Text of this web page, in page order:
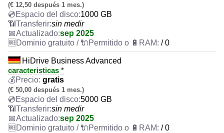
(€ 12,50 después 1 mes.)
1000 GB
sin medir
sep 2025
/ 0
HiDrive Business Advanced
caracteristicas *
gratis
(€ 50,00 después 1 mes.)
5000 GB
sin medir
sep 2025
/ 0